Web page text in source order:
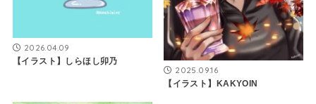
2026.04.09
【イラスト】しらほし卯乃
2025.09.16
【イラスト】KAKYOIN